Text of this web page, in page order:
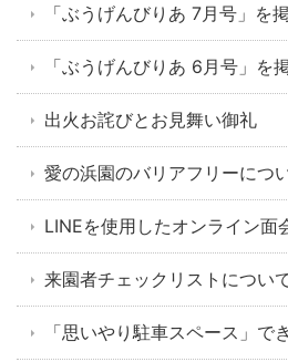
「ぶうげんびりあ 7月号」を
「ぶうげんびりあ 6月号」を
出火お詫びとお見舞い御礼
愛の浜園のバリアフリーにつ
LINEを使用したオンライン面
来園者チェックリストについ
「思いやり駐車スペース」で